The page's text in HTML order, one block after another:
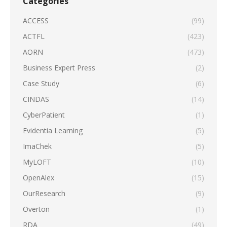
ACCESS
(99)
ACTFL
(423)
AORN
(473)
Business Expert Press
(2)
Case Study
(6)
CINDAS
(14)
CyberPatient
(1)
Evidentia Learning
(5)
ImaChek
(5)
MyLOFT
(10)
OpenAlex
(15)
OurResearch
(9)
Overton
(1)
RDA
(49)